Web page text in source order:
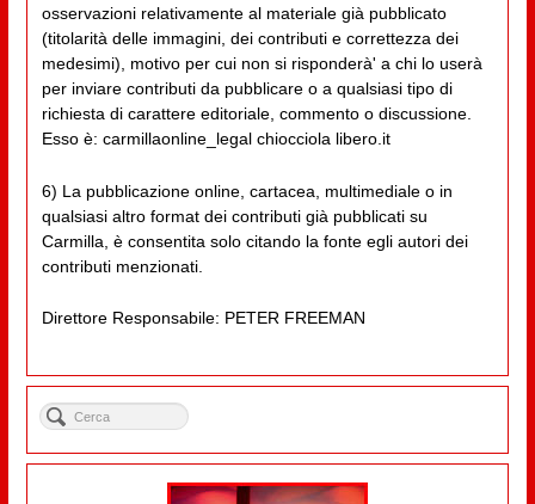
osservazioni relativamente al materiale già pubblicato
(titolarità delle immagini, dei contributi e correttezza dei
medesimi), motivo per cui non si risponderà' a chi lo userà
per inviare contributi da pubblicare o a qualsiasi tipo di
richiesta di carattere editoriale, commento o discussione.
Esso è: carmillaonline_legal chiocciola libero.it
6) La pubblicazione online, cartacea, multimediale o in
qualsiasi altro format dei contributi già pubblicati su
Carmilla, è consentita solo citando la fonte egli autori dei
contributi menzionati.
Direttore Responsabile: PETER FREEMAN